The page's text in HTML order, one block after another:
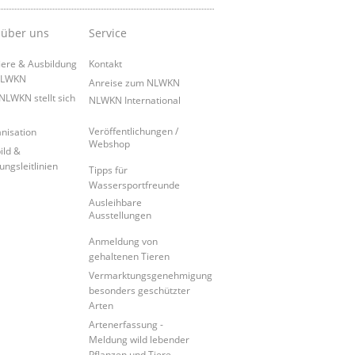
uns
& Ausbildung
stellt sich
&
Service
Kontakt
Anreise zum NLWKN
NLWKN International
Veröffentlichungen /
Webshop
Tipps für
Wassersportfreunde
Ausleihbare
Ausstellungen
Anmeldung von
gehaltenen Tieren
Vermarktungsgenehmigung
besonders geschützter
Arten
Artenerfassung -
Meldung wild lebender